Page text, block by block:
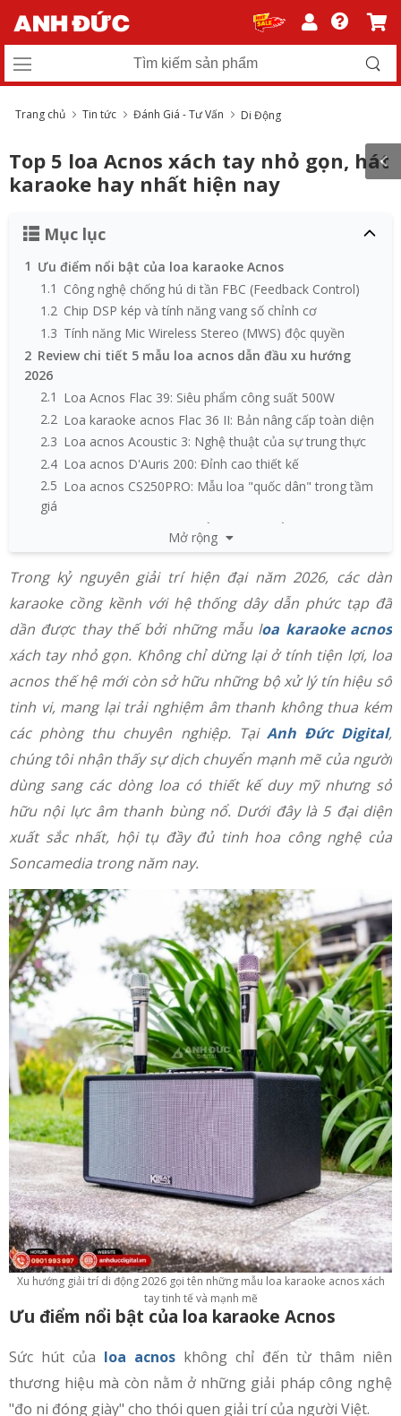
Trang chủ Tin tức Đánh Giá - Tư Vấn Di Động
Top 5 loa Acnos xách tay nhỏ gọn, hát
karaoke hay nhất hiện nay
Mục lục
1 Ưu điểm nổi bật của loa karaoke Acnos
1.1 Công nghệ chống hú di tần FBC (Feedback Control)
1.2 Chip DSP kép và tính năng vang số chỉnh cơ
1.3 Tính năng Mic Wireless Stereo (MWS) độc quyền
2 Review chi tiết 5 mẫu loa acnos dẫn đầu xu hướng
2026
2.1 Loa Acnos Flac 39: Siêu phẩm công suất 500W
2.2 Loa karaoke acnos Flac 36 II: Bản nâng cấp toàn diện
2.3 Loa acnos Acoustic 3: Nghệ thuật của sự trung thực
2.4 Loa acnos D'Auris 200: Đỉnh cao thiết kế
2.5 Loa acnos CS250PRO: Mẫu loa "quốc dân" trong tầm
giá
Những lưu ý quan trọng để kéo dài tuổi thọ loa
Bảo quản pin LiFePO4 và Li-ion đúng các
3.2
Vệ sinh và bảo dưỡng lớp vỏ da
4
Cách tinh chỉnh loa karaoke acnos đạt hiệu quả tốt
nhất
5 Tại sao nên mua loa acnos tại Anh Đức Digital?
6 Giải đáp các thắc mắc thường gặp về loa Acnos
Mở rộng
Trong kỷ nguyên giải trí hiện đại năm 2026, các dàn
karaoke cồng kềnh với hệ thống dây dẫn phức tạp đã
dần được thay thế bởi những mẫu loa karaoke acnos
xách tay nhỏ gọn. Không chỉ dừng lại ở tính tiện lợi, loa
acnos thế hệ mới còn sở hữu những bộ xử lý tín hiệu số
tinh vi, mang lại trải nghiệm âm thanh không thua kém
các phòng thu chuyên nghiệp. Tại Anh Đức Digital,
chúng tôi nhận thấy sự dịch chuyển mạnh mẽ của người
dùng sang các dòng loa có thiết kế duy mỹ nhưng sở
hữu nội lực âm thanh bùng nổ. Dưới đây là 5 đại diện
xuất sắc nhất, hội tụ đầy đủ tinh hoa công nghệ của
Soncamedia trong năm nay.
Xu hướng giải trí di động 2026 gọi tên những mẫu loa karaoke acnos xách
tay tinh tế và mạnh mẽ
Ưu điểm nổi bật của loa karaoke Acnos
Sức hút của loa acnos không chỉ đến từ thâm niên
thương hiệu mà còn nằm ở những giải pháp công nghệ
"đo ni đóng giày" cho thói quen giải trí của người Việt.